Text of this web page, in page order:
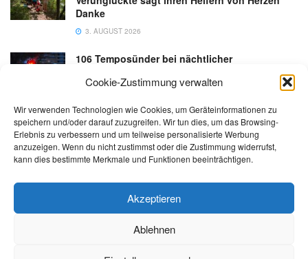
Cookie-Zustimmung verwalten
Wir verwenden Technologien wie Cookies, um Geräteinformationen zu
speichern und/oder darauf zuzugreifen. Wir tun dies, um das Browsing-
Erlebnis zu verbessern und um teilweise personalisierte Werbung
anzuzeigen. Wenn du nicht zustimmst oder die Zustimmung widerrufst,
kann dies bestimmte Merkmale und Funktionen beeinträchtigen.
Akzeptieren
Ablehnen
Danke
3. AUGUST 2026
106 Temposünder bei nächtlicher